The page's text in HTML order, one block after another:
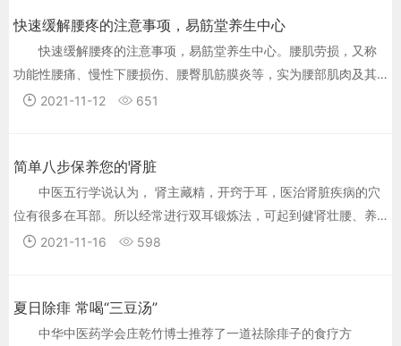
畅通的经络需要：清净心。七情六欲会破坏清净心，从而破坏经络
的正常运行。 5、维持健康的身体需要“增收(增加气血)”，也需要“节
支(减少血气的损耗)”。
快速缓解腰疼的注意事项，易筋堂养生中心
快速缓解腰疼的注意事项，易筋堂养生中心。腰肌劳损，又称
功能性腰痛、慢性下腰损伤、腰臀肌筋膜炎等，实为腰部肌肉及其
附着点筋膜或骨膜的慢性损伤性炎症，是腰痛的常见原因之一
2021-11-12 651
简单八步保养您的肾脏
中医五行学说认为， 肾主藏精，开窍于耳，医治肾脏疾病的穴
位有很多在耳部。所以经常进行双耳锻炼法，可起到健肾壮腰、养
身延年的作用。 一、提拉耳垂法 双手食指放耳屏内侧后，用食指、
弱、耳鸣等疾病。 二、手摩耳轮法 双手握空拳，以拇、食二指沿耳
轮上下来回推摩，直至耳轮充血发热。此法有健脑、强肾、聪耳、
2021-11-16 598
夏日除痱 常喝“三豆汤”
中华中医药学会庄乾竹博士推荐了一道祛除痱子的食疗方